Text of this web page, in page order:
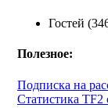
Гостей
Полезное:
Подписка на
Статистика TF2